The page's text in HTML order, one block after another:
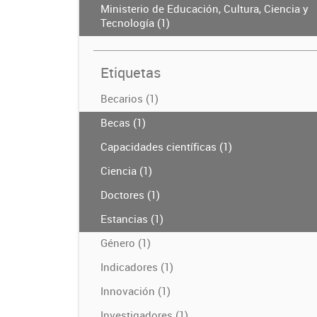
Ministerio de Educación, Cultura, Ciencia y
Tecnología (1)
Etiquetas
Becarios (1)
Becas (1)
Capacidades científicas (1)
Ciencia (1)
Doctores (1)
Estancias (1)
Género (1)
Indicadores (1)
Innovación (1)